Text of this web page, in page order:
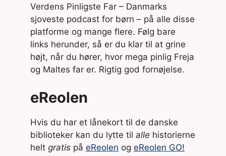
Verdens Pinligste Far – Danmarks
sjoveste podcast for børn – på alle disse
platforme og mange flere. Følg bare
links herunder, så er du klar til at grine
højt, når du hører, hvor mega pinlig Freja
og Maltes far er. Rigtig god fornøjelse.
eReolen
Hvis du har et lånekort til de danske
biblioteker kan du lytte til alle historierne
helt gratis på eReolen og eReolen GO!